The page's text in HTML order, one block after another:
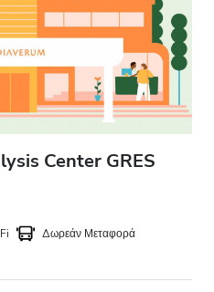
Center GRES
Δωρεάν Μεταφορά